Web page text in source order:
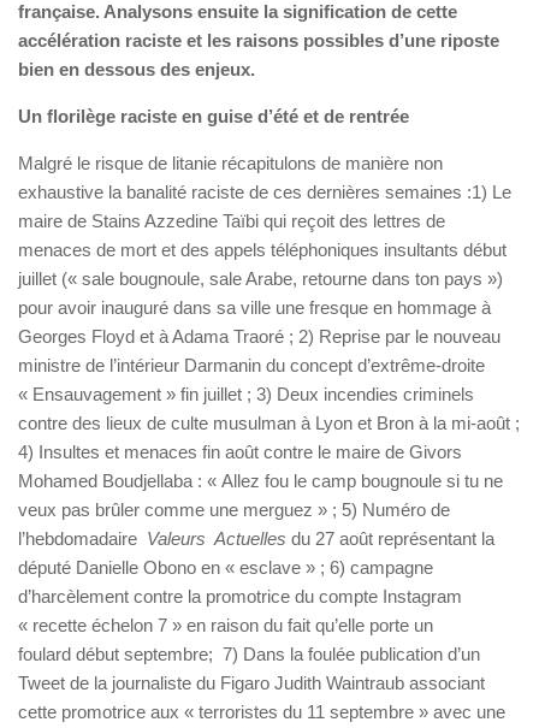
française. Analysons ensuite la signification de cette
accélération raciste et les raisons possibles d’une riposte
bien en dessous des enjeux.
Un florilège raciste en guise d’été et de rentrée
Malgré le risque de litanie récapitulons de manière non
exhaustive la banalité raciste de ces dernières semaines :1) Le
maire de Stains Azzedine Taïbi qui reçoit des lettres de
menaces de mort et des appels téléphoniques insultants début
juillet (« sale bougnoule, sale Arabe, retourne dans ton pays »)
pour avoir inauguré dans sa ville une fresque en hommage à
Georges Floyd et à Adama Traoré ; 2) Reprise par le nouveau
ministre de l’intérieur Darmanin du concept d’extrême-droite
« Ensauvagement » fin juillet ; 3) Deux incendies criminels
contre des lieux de culte musulman à Lyon et Bron à la mi-août ;
4) Insultes et menaces fin août contre le maire de Givors
Mohamed Boudjellaba : « Allez fou le camp bougnoule si tu ne
veux pas brûler comme une merguez » ; 5) Numéro de
l’hebdomadaire Valeurs Actuelles du 27 août représentant la
député Danielle Obono en « esclave » ; 6) campagne
d’harcèlement contre la promotrice du compte Instagram
« recette échelon 7 » en raison du fait qu’elle porte un
foulard début septembre; 7) Dans la foulée publication d’un
Tweet de la journaliste du Figaro Judith Waintraub associant
cette promotrice aux « terroristes du 11 septembre » avec une